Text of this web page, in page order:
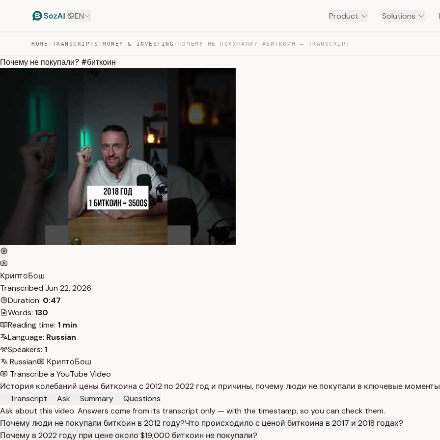
EN Product Solutions
HOME / TRANSCRIPTS /MONEY & INVESTING / ПОЧЕМУ НЕ ПОКУПАЛИ? #БИТКОИН — TRANSCRIPT
Почему не покупали? #биткоин
КриптоБош
Transcribed Jun 22, 2026
Duration: 0:47
Words: 130
Reading time: 1 min
Language: Russian
Speakers: 1
Russian
КриптоБош
Transcribe a YouTube Video
История колебаний цены биткоина с 2012 по 2022 год и причины, почему люди не покупали в ключевые
Transcript
Ask Summary
Questions
Ask about this video. Answers come from its transcript only — with the timestamp, so you can check them.
Почему люди не покупали биткоин в 2012 году?Что происходило с ценой биткоина в 2017 и 2018 годах?
Почему в 2022 году при цене около $19,000 биткоин не покупали?